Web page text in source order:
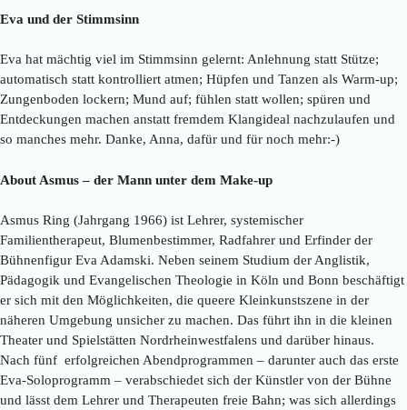
Eva und der Stimmsinn
Eva hat mächtig viel im Stimmsinn gelernt: Anlehnung statt Stütze;
automatisch statt kontrolliert atmen; Hüpfen und Tanzen als Warm-up;
Zungenboden lockern; Mund auf; fühlen statt wollen; spüren und
Entdeckungen machen anstatt fremdem Klangideal nachzulaufen und
so manches mehr. Danke, Anna, dafür und für noch mehr:-)
About Asmus – der Mann unter dem Make-up
Asmus Ring (Jahrgang 1966) ist Lehrer, systemischer
Familientherapeut, Blumenbestimmer, Radfahrer und Erfinder der
Bühnenfigur Eva Adamski. Neben seinem Studium der Anglistik,
Pädagogik und Evangelischen Theologie in Köln und Bonn beschäftigt
er sich mit den Möglichkeiten, die queere Kleinkunstszene in der
näheren Umgebung unsicher zu machen. Das führt ihn in die kleinen
Theater und Spielstätten Nordrheinwestfalens und darüber hinaus.
Nach fünf erfolgreichen Abendprogrammen – darunter auch das erste
Eva-Soloprogramm – verabschiedet sich der Künstler von der Bühne
und lässt dem Lehrer und Therapeuten freie Bahn; was sich allerdings